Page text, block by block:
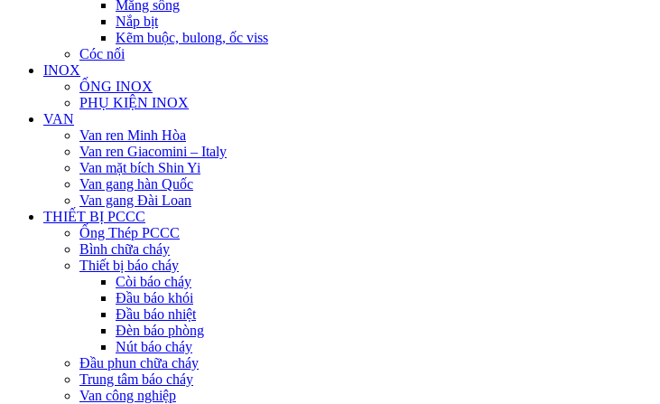
Măng sông
Nắp bịt
Kẽm buộc, bulong, ốc viss
Cóc nối
INOX
ỐNG INOX
PHỤ KIỆN INOX
VAN
Van ren Minh Hòa
Van ren Giacomini – Italy
Van mặt bích Shin Yi
Van gang hàn Quốc
Van gang Đài Loan
THIẾT BỊ PCCC
Ống Thép PCCC
Bình chữa cháy
Thiết bị báo cháy
Còi báo cháy
Đầu báo khói
Đầu báo nhiệt
Đèn báo phòng
Nút báo cháy
Đầu phun chữa cháy
Trung tâm báo cháy
Van công nghiệp